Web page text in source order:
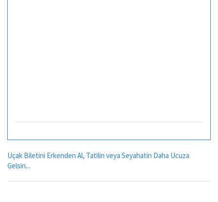
Uçak Biletini Erkenden Al, Tatilin veya Seyahatin Daha Ucuza
Gelsin...